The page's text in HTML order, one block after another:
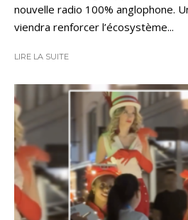
nouvelle radio 100% anglophone.
viendra renforcer l’écosystème...
LIRE LA SUITE